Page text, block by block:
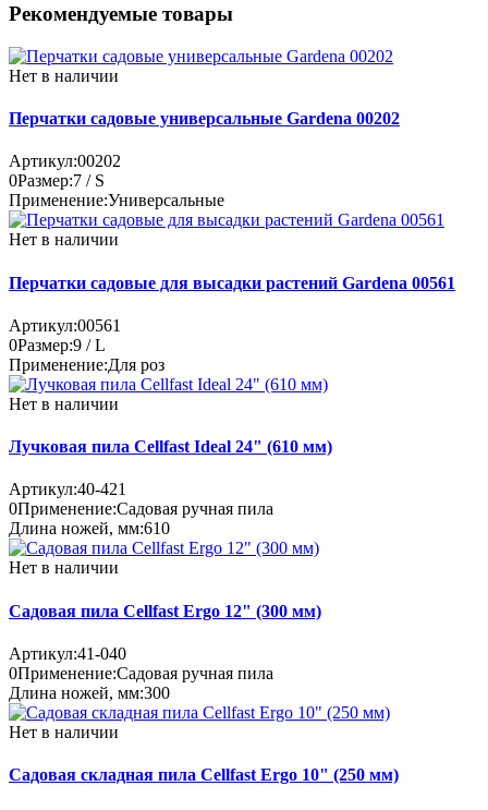
Рекомендуемые товары
Нет в наличии
Перчатки садовые универсальные Gardena 00202
Артикул:00202
0Размер:7 / S
Применение:Универсальные
Нет в наличии
Перчатки садовые для высадки растений Gardena 00561
Артикул:00561
0Размер:9 / L
Применение:Для роз
Нет в наличии
Лучковая пила Cellfast Ideal 24" (610 мм)
Артикул:40-421
0Применение:Садовая ручная пила
Длина ножей, мм:610
Нет в наличии
Садовая пила Cellfast Ergo 12" (300 мм)
Артикул:41-040
0Применение:Садовая ручная пила
Длина ножей, мм:300
Нет в наличии
Садовая складная пила Cellfast Ergo 10" (250 мм)